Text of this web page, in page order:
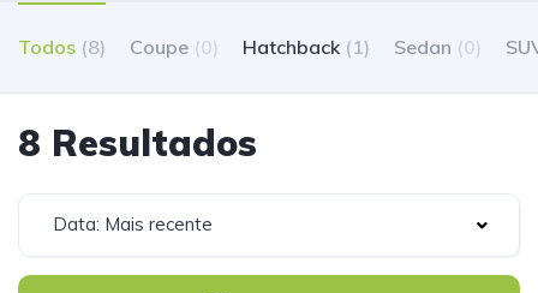
Todos (8) Coupe (0) Hatchback (1) Sedan (0)
8 Resultados
Data: Mais recente